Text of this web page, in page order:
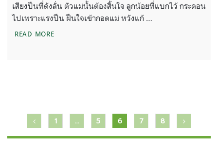
เสียงปืนที่ดังลั่น ตัวแม่นั้นต้องสิ้นใจ ลูกน้อยที่แบกไว้ กระดอน
ไปเพราะแรงปืน ฝืนใจเข้ากอดแม่ หวังแก้ …
READ MOREคำขวัญ – สัตว์ป่า
แนะแนว
เรื่อง
1 … 5 6 7 8